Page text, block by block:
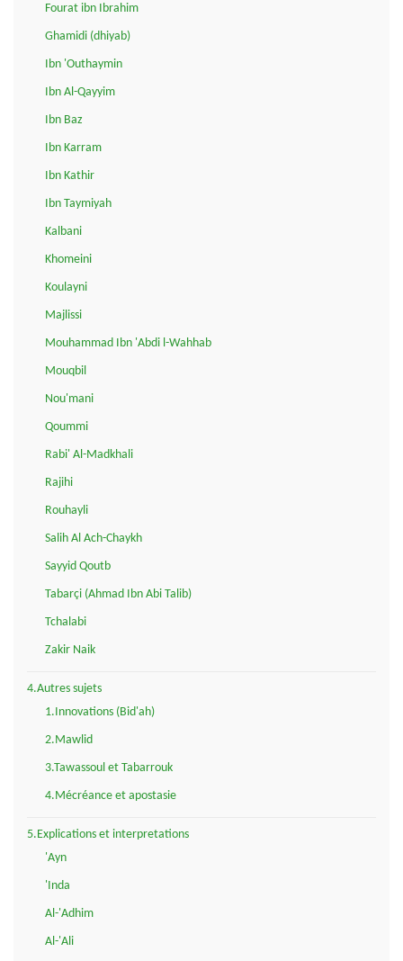
Fourat ibn Ibrahim
Ghamidi (dhiyab)
Ibn 'Outhaymin
Ibn Al-Qayyim
Ibn Baz
Ibn Karram
Ibn Kathir
Ibn Taymiyah
Kalbani
Khomeini
Koulayni
Majlissi
Mouhammad Ibn 'Abdi l-Wahhab
Mouqbil
Nou'mani
Qoummi
Rabi' Al-Madkhali
Rajihi
Rouhayli
Salih Al Ach-Chaykh
Sayyid Qoutb
Tabarçi (Ahmad Ibn Abi Talib)
Tchalabi
Zakir Naik
4.Autres sujets
1.Innovations (Bid'ah)
2.Mawlid
3.Tawassoul et Tabarrouk
4.Mécréance et apostasie
5.Explications et interpretations
'Ayn
'Inda
Al-'Adhim
Al-'Ali